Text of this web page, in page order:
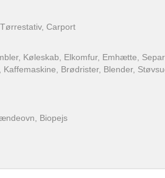
Carport
Køleskab, Elkomfur, Emhætte,
Brødrister, Blender,
Biopejs